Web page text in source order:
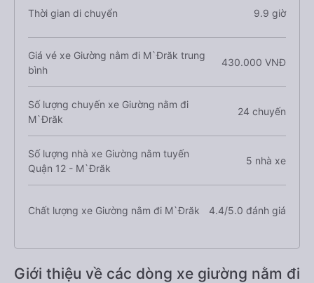
Thời gian di chuyển 9.9 giờ
Giá vé xe Giường nằm đi M`Đrăk trung
bình
430.000 VNĐ
Số lượng chuyến xe Giường nằm đi
M`Đrăk
24 chuyến
Số lượng nhà xe Giường nằm tuyến
Quận 12 - M`Đrăk
5 nhà xe
Chất lượng xe Giường nằm đi M`Đrăk 4.4/5.0 đánh giá
Giới thiệu về các dòng xe giường nằm đi